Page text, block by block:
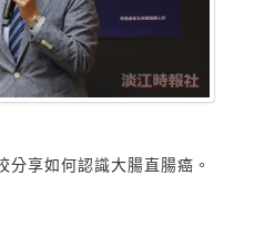
分享如何認識大腸直腸癌。